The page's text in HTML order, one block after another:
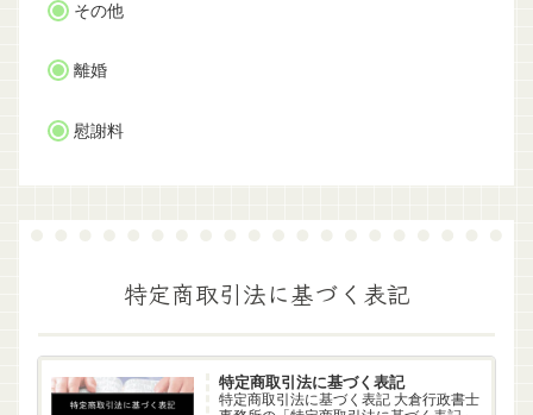
その他
離婚
慰謝料
特定商取引法に基づく表記
特定商取引法に基づく表記
特定商取引法に基づく表記 大倉行政書士